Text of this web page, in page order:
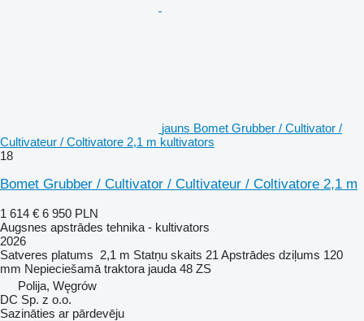
jauns Bomet Grubber / Cultivator /
Cultivateur / Coltivatore 2,1 m kultivators
18
Bomet Grubber / Cultivator / Cultivateur / Coltivatore 2,1 m
1 614 € 6 950 PLN
Augsnes apstrādes tehnika - kultivators
2026
Satveres platums 2,1 m Statņu skaits 21 Apstrādes dziļums 120
mm Nepieciešamā traktora jauda 48 ZS
Polija, Węgrów
DC Sp. z o.o.
Sazināties ar pārdevēju